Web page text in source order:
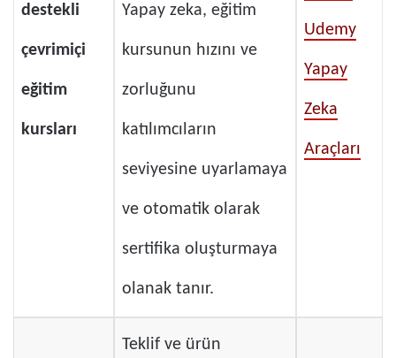
destekli
çevrimiçi
eğitim
kursları
Yapay zeka, eğitim
kursunun hızını ve
zorluğunu
katılımcıların
seviyesine uyarlamaya
ve otomatik olarak
sertifika oluşturmaya
olanak tanır.
Udemy
Yapay
Zeka
Araçları
Teklif ve ürün